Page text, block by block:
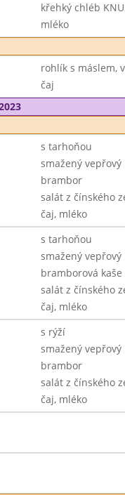
křehký chléb
mléko
rohlík s máslem,
čaj
s tarhoňou
smažený vepřový
brambor
salát z čínského
čaj, mléko
s tarhoňou
smažený vepřový
bramborová kaše
salát z čínského
čaj, mléko
s rýží
smažený vepřový
brambor
salát z čínského
čaj, mléko